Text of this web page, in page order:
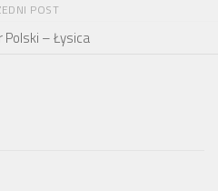
POST
Polski – Łysica